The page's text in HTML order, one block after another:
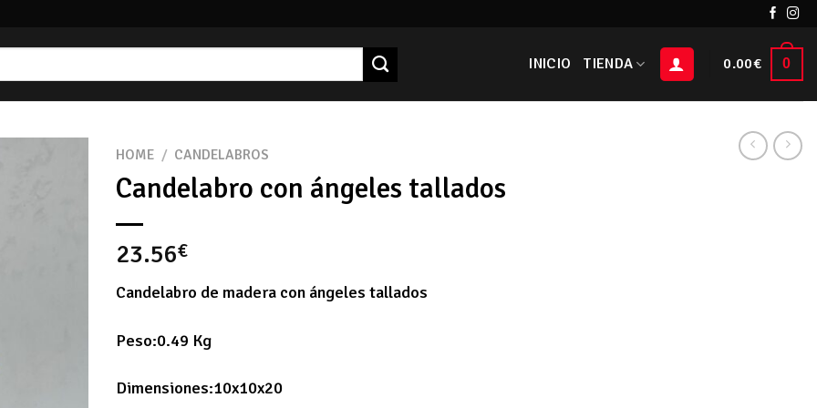
INICIO TIENDA 0.00€ 0
HOME / CANDELABROS
Candelabro con ángeles tallados
23.56€
Candelabro de madera con ángeles tallados
Peso:0.49 Kg
Dimensiones:10x10x20